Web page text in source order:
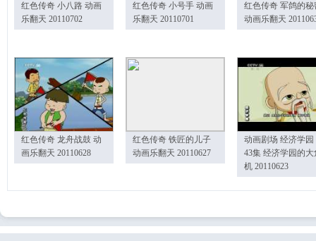
红色传奇 小八路 动画
乐翻天 20110702
红色传奇 小号手 动画
乐翻天 20110701
红色传奇 军鸽的秘
动画乐翻天
红色传奇 龙舟战鼓 动
画乐翻天 20110628
红色传奇 铁匠的儿子
动画乐翻天 20110627
动画剧场 经济学园
43集 经济学园的大
机 20110623